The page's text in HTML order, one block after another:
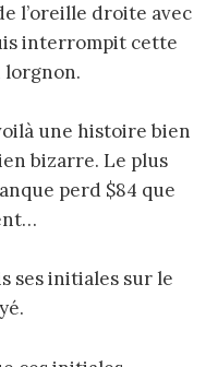
l’oreille droite avec
interrompit cette
lorgnon.
une histoire bien
bizarre. Le plus
perd $84 que
ses initiales sur le